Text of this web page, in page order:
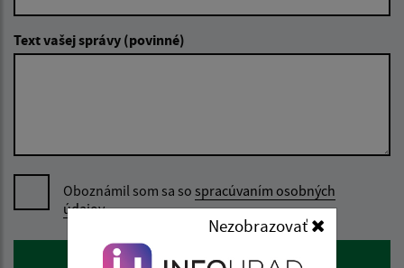
Nezobrazovať
Text vašej správy (povinné)
Oboznámil som sa so spracúvaním osobných
údajov
Google reCaptcha ResponseOdoslať správu